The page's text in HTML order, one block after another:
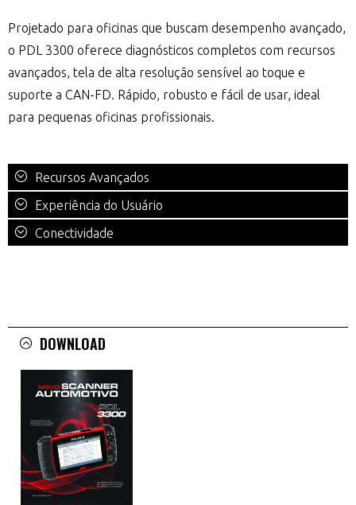
Projetado para oficinas que buscam desempenho avançado,
o PDL 3300 oferece diagnósticos completos com recursos
avançados, tela de alta resolução sensível ao toque e
suporte a CAN-FD. Rápido, robusto e fácil de usar, ideal
para pequenas oficinas profissionais.
Recursos Avançados
Experiência do Usuário
Conectividade
DOWNLOAD